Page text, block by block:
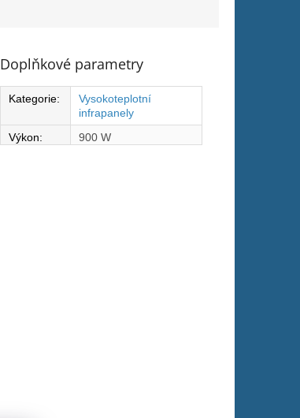
Doplňkové parametry
Kategorie:
Vysokoteplotní
infrapanely
Výkon: 900 W